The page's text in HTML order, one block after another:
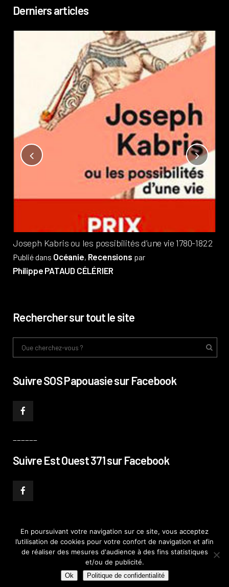
Derniers articles
Joseph Kabris ou les possibilités d’une vie 1780-1822
Publié dans Océanie, Recensions par
Philippe PATAUD CÉLÉRIER
Rechercher sur tout le site
Suivre SOS Papouasie sur Facebook
Suivre Est Ouest 371 sur Facebook
© PHILIPPE PATAUD CÉLÉRIER 2019–MENTIONS LÉGALES–POLITIQUE DE
CONFIDENTIALITÉ–PLAN DE SITE
En poursuivant votre navigation sur ce site, vous acceptez
l’utilisation de cookies pour votre confort de navigation et afin
de réaliser des mesures d'audience à des fins statistiques
et/ou de publicité.
Ok Politique de confidentialité